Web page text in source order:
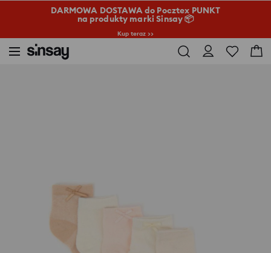
DARMOWA DOSTAWA do Pocztex PUNKT
na produkty marki Sinsay 📦
Kup teraz >>